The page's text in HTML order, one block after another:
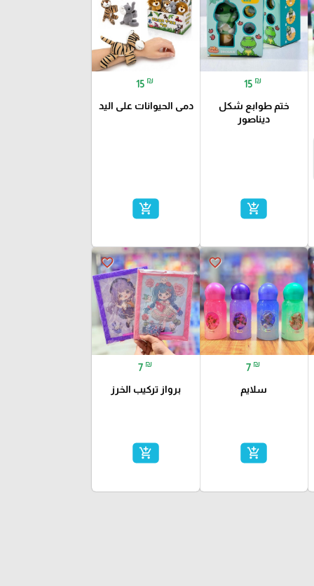
15 ₪
ختم طوابع شكل
ديناصور
add_shopping_cart
15 ₪
دمى الحيوانات على اليد
add_shopping_cart
favorite_border
7 ₪
سلايم
add_shopping_cart
favorite_border
7 ₪
برواز تركيب الخرز
add_shopping_cart